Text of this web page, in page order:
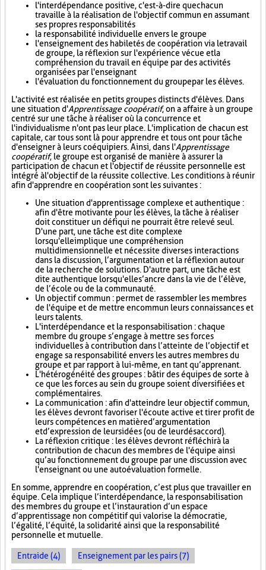
l'interdépendance positive, c'est-à-dire que chacun
travaille à la réalisation de l'objectif commun en assumant
ses propres responsabilités
la responsabilité individuelle envers le groupe
l'enseignement des habiletés de coopération via le travail
de groupe, la réflexion sur l'expérience vécue et la
compréhension du travail en équipe par des activités
organisées par l'enseignant
l'évaluation du fonctionnement du groupe par les élèves.
L'activité est réalisée en petits groupes distincts d'élèves. Dans
une situation d'Apprentissage coopératif, on a affaire à un groupe
centré sur une tâche à réaliser où la concurrence et
l'individualisme n'ont pas leur place. L'implication de chacun est
capitale, car tous sont là pour apprendre et tous ont pour tâche
d'enseigner à leurs coéquipiers. Ainsi, dans l'Apprentissage
coopératif, le groupe est organisé de manière à assurer la
participation de chacun et l'objectif de réussite personnelle est
intégré à l'objectif de la réussite collective. Les conditions à réunir
afin d'apprendre en coopération sont les suivantes :
Une situation d'apprentissage complexe et authentique :
afin d'être motivante pour les élèves, la tâche à réaliser
doit constituer un défi qui ne pourrait être relevé seul.
D'une part, une tâche est dite complexe
lorsqu'elle implique une compréhension
multidimensionnelle et nécessite diverses interactions
dans la discussion, l’argumentation et la réflexion autour
de la recherche de solutions. D'autre part, une tâche est
dite authentique lorsqu'elle s’ancre dans la vie de l’élève,
de l’école ou de la communauté.
Un objectif commun : permet de rassembler les membres
de l'équipe et de mettre en commun leurs connaissances et
leurs talents.
L'interdépendance et la responsabilisation : chaque
membre du groupe s’engage à mettre ses forces
individuelles à contribution dans l’atteinte de l’objectif et
engage sa responsabilité envers les autres membres du
groupe et par rapport à lui-même, en tant qu’apprenant.
L'hétérogénéité des groupes : bâtir des équipes de sorte à
ce que les forces au sein du groupe soient diversifiées et
complémentaires.
La communication : afin d'atteindre leur objectif commun,
les élèves devront favoriser l'écoute active et tirer profit de
leurs compétences en matière d’argumentation
et d’expression de leurs idées (ou de leur désaccord).
La réflexion critique : les élèves devront réfléchir à la
contribution de chacun des membres de l'équipe ainsi
qu’au fonctionnement du groupe par une discussion avec
l'enseignant ou une autoévaluation formelle.
En somme, apprendre en coopération, c’est plus que travailler en
équipe. Cela implique l’interdépendance, la responsabilisation
des membres du groupe et l’instauration d’un espace
d’apprentissage non compétitif qui valorise la démocratie,
l’égalité, l’équité, la solidarité ainsi que la responsabilité
personnelle et mutuelle.
Entraide (4) Enseignement par les pairs (7)